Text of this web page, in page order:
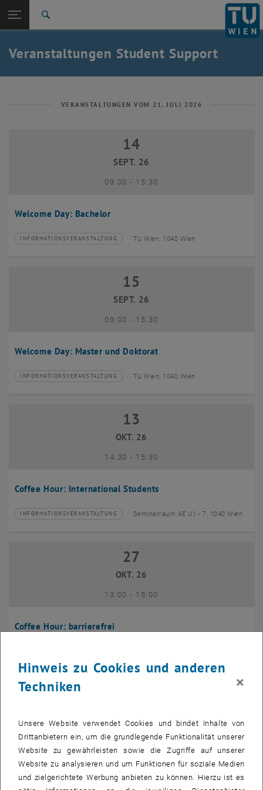
TU Login
Quicklinks
Quicklinks-Menü umschalten
Studium
Karriere
Zurück: Subseiten von Student Support auflisten
Student Support
Veranstaltungen Student Support
VERANSTALTUNGEN VOM 21. JULI 2026
Welcome Day: Bachelor
14 September 2026
14
SEPT. 26
09:00- bis
15:30
Veranstaltungstyp:
INFORMATIONSVERANSTALTUNG
Veranstaltungsort: TU Wien, 1040 Wien
Welcome Day: Master und Doktorat
15 September 2026
15
SEPT. 26
09:00- bis
15:30
Veranstaltungstyp:
INFORMATIONSVERANSTALTUNG
Veranstaltungsort: TU Wien, 1040 Wien
Coffee Hour: International Students
13 Oktober 2026
13
OKT. 26
14:30- bis
15:30
Veranstaltungstyp:
INFORMATIONSVERANSTALTUNG
Veranstaltungsort: Seminarraum AE U1 - 7, 1040 Wien
Coffee Hour: barrierefrei
27 Oktober 2026
27
OKT. 26
13:00- bis
15:00
Coffee Hour: International Students
13:00-bis
14:00
Hinweis zu Cookies und anderen
Techniken
×
Unsere Website verwendet Cookies und bindet Inhalte von
Drittanbietern ein, um die grundlegende Funktionalität unserer
Website zu gewährleisten sowie die Zugriffe auf unserer
Website zu analysieren und um Funktionen für soziale Medien
und zielgerichtete Werbung anbieten zu können. Hierzu ist es